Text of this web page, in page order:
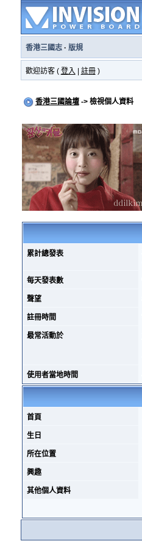
香港三國志· 版規
歡迎訪客 ( 登入 註冊)
香港三國論壇-> 檢視個人資料
累計總發表
每天發表數
聲望
註冊時間
最常活動於
使用者當地時間
首頁
生日
所在位置
興趣
其他個人資料